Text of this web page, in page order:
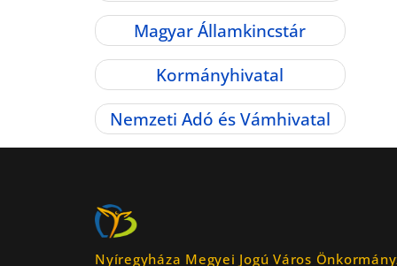
Magyar Államkincstár
Kormányhivatal
Nemzeti Adó és Vámhivatal
Nyíregyháza Megyei Jogú Város